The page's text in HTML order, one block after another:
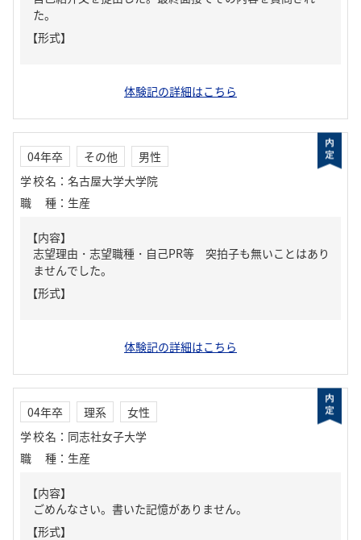
た。
【形式】
体験記の詳細はこちら
04年卒 その他
男性
学校名 ： 名古屋大学大学院
職種 ： 生産
【内容】
志望理由・志望職種・自己PR等 突拍子も無いことはあり
ませんでした。
【形式】
体験記の詳細はこちら
04年卒 理系
女性
学校名 ： 同志社女子大学
職種 ： 生産
【内容】
ごめんなさい。書いた記憶がありません。
【形式】